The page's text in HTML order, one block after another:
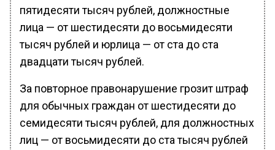
пятидесяти тысяч рублей, должностные
лица — от шестидесяти до восьмидесяти
тысяч рублей и юрлица — от ста до ста
двадцати тысяч рублей.
За повторное правонарушение грозит штраф
для обычных граждан от шестидесяти до
семидесяти тысяч рублей, для должностных
лиц — от восьмидесяти до ста тысяч рублей